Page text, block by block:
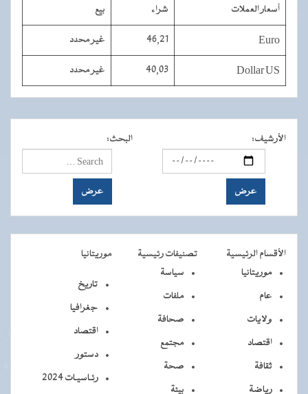
أسعار العملات شراء بيع
Euro
46,21 غير محدد
Dollar US
40,03 غير محدد
الأرشيف: البحث:
الأقسام الرئيسية تصنيفات رئيسية
موريتانيا
موريتانيا
عام
ولايات
اقتصاد
ثقافة
رياضة
سياسة
ملفات
صحافة
مجتمع
صحة
بيئة
تاريخ
جغرافيا
اقتصاد
دستور
رئـاسيـات 2024